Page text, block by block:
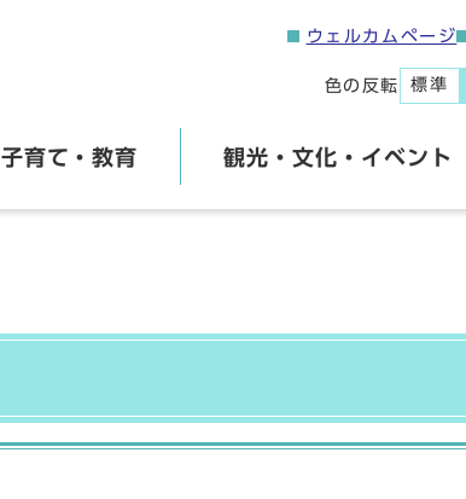
ウェルカムページ
色の反転 標準
子育て・教育 観光・文化・イベント